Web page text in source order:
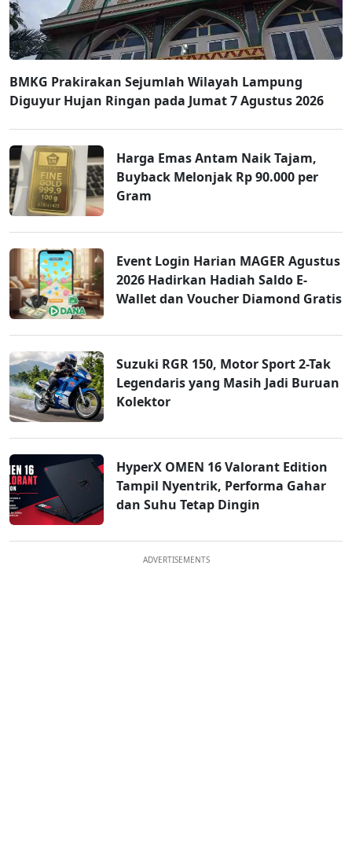
BMKG Prakirakan Sejumlah Wilayah Lampung
Diguyur Hujan Ringan pada Jumat 7 Agustus 2026
Harga Emas Antam Naik Tajam,
Buyback Melonjak Rp 90.000 per
Gram
Event Login Harian MAGER Agustus
2026 Hadirkan Hadiah Saldo E-
Wallet dan Voucher Diamond Gratis
Suzuki RGR 150, Motor Sport 2-Tak
Legendaris yang Masih Jadi Buruan
Kolektor
HyperX OMEN 16 Valorant Edition
Tampil Nyentrik, Performa Gahar
dan Suhu Tetap Dingin
ADVERTISEMENTS